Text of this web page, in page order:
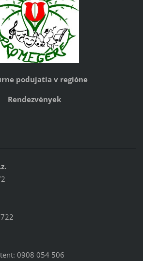
podujatia v regióne
Rendezvények
0908 054 506